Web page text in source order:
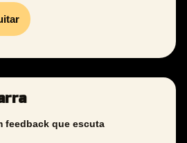
feedback que escuta